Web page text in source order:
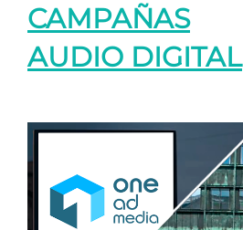
CAMPAÑAS
AUDIO DIGITAL